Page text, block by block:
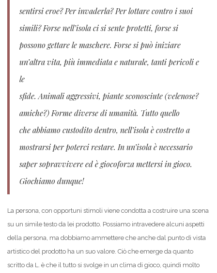
sentirsi eroe? Per invaderla? Per lottare contro i suoi
simili? Forse nell’isola ci si sente protetti, forse si
possono gettare le maschere. Forse si può iniziare
un’altra vita, più immediata e naturale, tanti pericoli e
le
sfide. Animali aggressivi, piante sconosciute (velenose?
amiche?) Forme diverse di umanità. Tutto quello
che abbiamo custodito dentro, nell’isola è costretto a
mostrarsi per poterci restare. In un’isola è necessario
saper sopravvivere ed è giocoforza mettersi in gioco.
Giochiamo dunque!
La persona, con opportuni stimoli viene condotta a costruire una scena
su un simile testo da lei prodotto. Possiamo intravedere alcuni aspetti
della persona, ma dobbiamo ammettere che anche dal punto di vista
artistico del prodotto ha un suo valore. Ciò che emerge da quanto
scritto da L. è che il tutto si svolge in un clima di gioco, quindi molto